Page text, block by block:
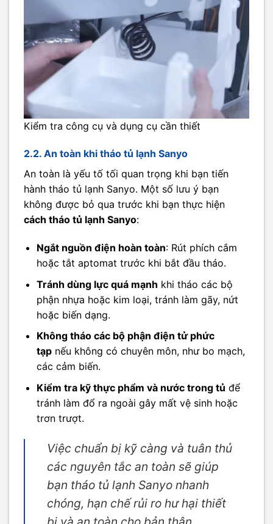
Kiểm tra công cụ và dụng cụ cần thiết
2.2. An toàn khi tháo tủ lạnh Sanyo
An toàn là yếu tố tối quan trọng khi bạn tiến
hành tháo tủ lạnh Sanyo. Một số lưu ý bạn
không được bỏ qua trước khi bạn thực hiện
cách tháo tủ lạnh Sanyo:
Ngắt nguồn điện hoàn toàn: Rút phích cắm
hoặc tắt aptomat trước khi bắt đầu tháo.
Tránh dùng lực quá mạnh khi tháo các bộ
phận nhựa hoặc kim loại, tránh làm gãy, nứt
hoặc biến dạng.
Không tháo các bộ phận điện tử phức
tạpnếu không có chuyên môn, như bo mạch,
các cảm biến.
Kiểm tra kỹ thực phẩm và nước trong tủ để
tránh làm đổ ra ngoài gây mất vệ sinh hoặc
trơn trượt.
Việc chuẩn bị kỹ càng và tuân thủ
các nguyên tắc an toàn sẽ giúp
bạn tháo tủ lạnh Sanyo nhanh
chóng, hạn chế rủi ro hư hại thiết